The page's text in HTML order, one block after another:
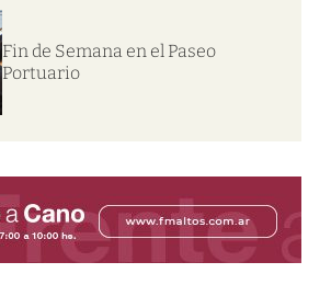
Fin de Semana en el Paseo
Portuario